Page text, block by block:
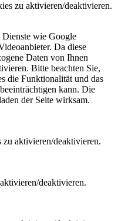
zu aktivieren/deaktivieren.
Dienste wie Google
Da diese
Daten von Ihnen
Bitte beachten Sie,
die Funktionalität und das
kann. Die
der Seite wirksam.
aktivieren/deaktivieren.
deaktivieren.